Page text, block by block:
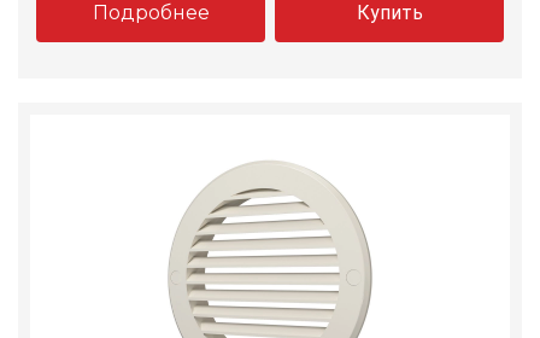
Подробнее Купить